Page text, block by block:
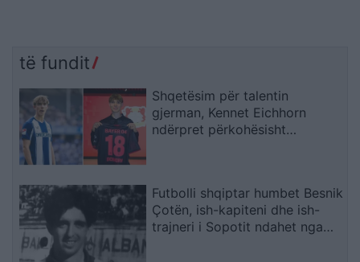
të fundit
Shqetësim për talentin
gjerman, Kennet Eichhorn
ndërpret përkohësisht
Futbolli shqiptar humbet Besnik
Çotën, ish-kapiteni dhe ish-
trajneri i Sopotit ndahet nga